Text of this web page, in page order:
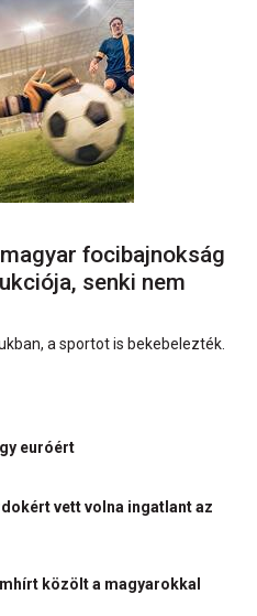
focibajnokság
senki nem
a sportot is bekebelezték.
euróért
vett volna ingatlant az
közölt a magyarokkal